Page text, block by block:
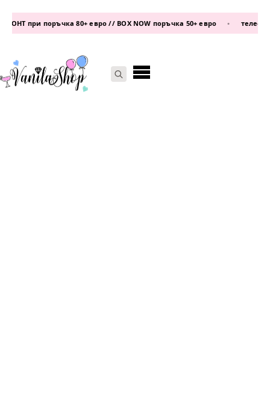
при поръчка 80+ евро // BOX NOW поръчка 50+ евро • телефон: